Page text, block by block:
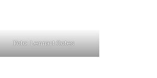
Foto: Lennart Ootes